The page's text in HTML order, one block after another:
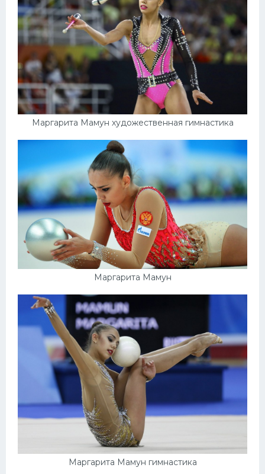
Маргарита Мамун художественная гимнастика
Маргарита Мамун
Маргарита Мамун гимнастика